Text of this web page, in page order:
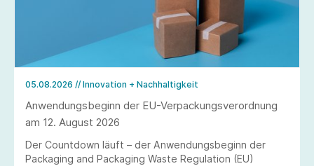
05.08.2026 // Innovation + Nachhaltigkeit
Anwendungsbeginn der EU-Verpackungsverordnung
am 12. August 2026
Der Countdown läuft – der Anwendungsbeginn der
Packaging and Packaging Waste Regulation (EU)